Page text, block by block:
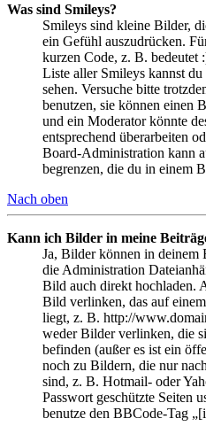
Was sind Smileys?
Smileys sind kleine Bilder,
ein Gefühl auszudrücken.
kurzen Code, z. B.
Liste aller Smileys kannst
sehen. Versuche bitte
benutzen, sie können einen
und ein Moderator könnte
entsprechend überarbeiten
Board-Administration kann
begrenzen, die du in einem
Nach oben
Kann ich Bilder in meine
Ja, Bilder können in deinem
die Administration
Bild auch direkt hochladen.
Bild verlinken, das auf
liegt, z. B. http://
weder Bilder verlinken, die
befinden (außer es ist ein
noch zu Bildern, die nur
sind, z. B. Hotmail- oder
Passwort geschützte Seiten
benutze den BBCode-Tag